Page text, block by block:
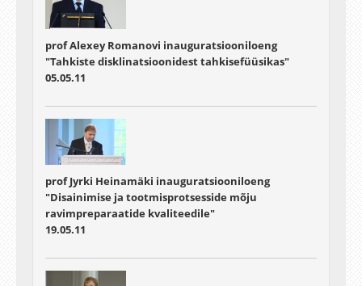
prof Alexey Romanovi inauguratsiooniloeng
"Tahkiste disklinatsioonidest tahkisefüüsikas"
05.05.11
prof Jyrki Heinamäki inauguratsiooniloeng
"Disainimise ja tootmisprotsesside mõju
ravimpreparaatide kvaliteedile"
19.05.11